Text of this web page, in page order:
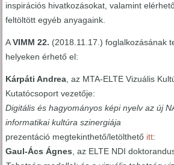
inspirációs hivatkozásokat, valamint
feltöltött egyéb anyagaink.
AVIMM 22. (2018.11.17.) foglalkozásának
helyeken érhető el:
Kárpáti Andrea , az MTA-ELTE Vizuális
Kutatócsoport vezetője:
Digitális és hagyományos képi nyelv az új
informatikai kultúra szinergiája
prezentáció megtekinthető/letölthető itt:
Gaul-Ács Ágnes , az ELTE NDI